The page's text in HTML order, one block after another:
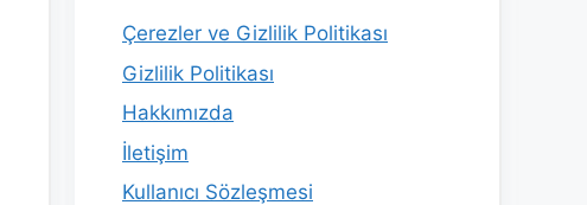
Çerezler ve Gizlilik Politikası
Gizlilik Politikası
Hakkımızda
İletişim
Kullanıcı Sözleşmesi